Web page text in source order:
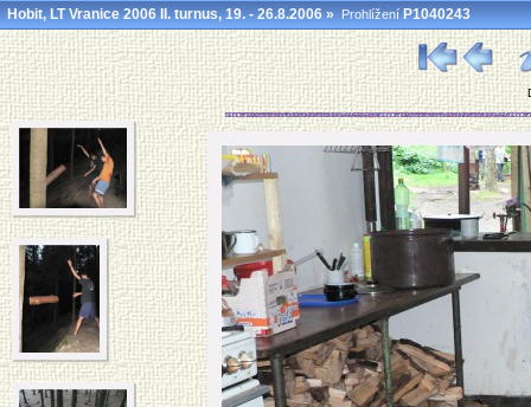
Hobit, LT Vranice 2006 II. turnus, 19. - 26.8.2006»ProhlíženíP1040243